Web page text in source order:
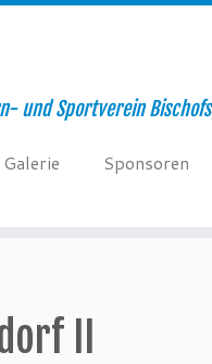
und Sportverein
Galerie
Sponsoren
II